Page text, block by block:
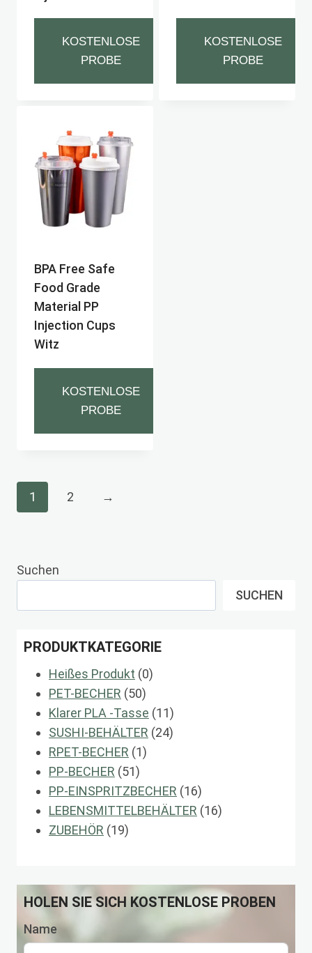
KOSTENLOSE
PROBE
KOSTENLOSE
PROBE
BPA Free Safe
Food Grade
Material PP
Injection Cups
Witz
KOSTENLOSE
PROBE
1 2 →
Suchen
SUCHEN
PRODUKTKATEGORIE
Heißes Produkt 00
PET-BECHER 5050
Produkte
Klarer PLA -Tasse 1111
Produkte
SUSHI-BEHÄLTER 2424
RPET-BECHER 11
PP-BECHER 5151
Produkte
PP-EINSPRITZBECHER 1616
Produkte
LEBENSMITTELBEHÄLTER 1616
ZUBEHÖR 1919
HOLEN SIE SICH KOSTENLOSE PROBEN
Name